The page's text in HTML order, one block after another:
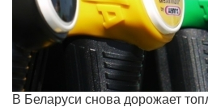
В Беларуси снова дорожает